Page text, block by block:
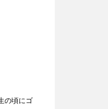
の頃にゴ